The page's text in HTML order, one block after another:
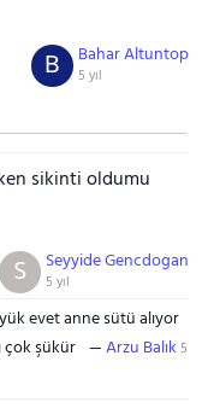
Bahar Altuntop
5 yıl
B
sikinti oldumu
Seyyide Gencdogan
5 yıl
S
evet anne sütü alıyor
çok şükür
Arzu Balık 5